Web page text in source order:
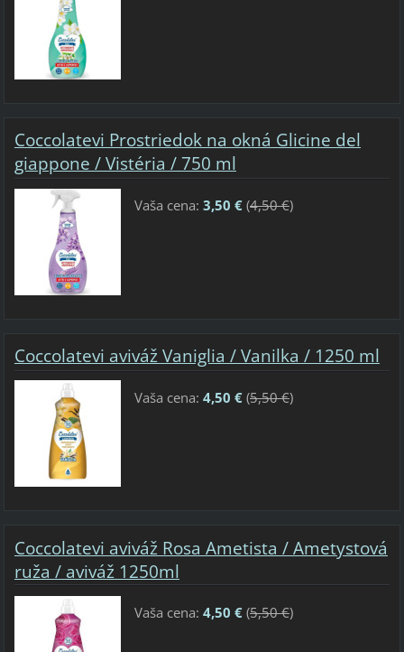
Coccolatevi Prostriedok na okná Glicine del
giappone / Vistéria / 750 ml
Vaša cena: 3,50 €(4,50 €)
Coccolatevi aviváž Vaniglia / Vanilka / 1250 ml
Vaša cena: 4,50 €(5,50 €)
Coccolatevi aviváž Rosa Ametista / Ametystová
ruža / aviváž 1250ml
Vaša cena: 4,50 €(5,50 €)